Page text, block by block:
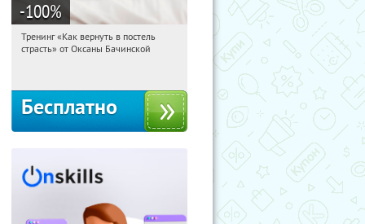
-100%
11:46:03 Получили:
Тренинг «Как вернуть в постель
страсть» от Оксаны Бачинской
Бесплатно